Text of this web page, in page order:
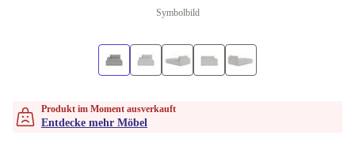
Symbolbild
Produkt im Moment ausverkauft
Entdecke mehr Möbel